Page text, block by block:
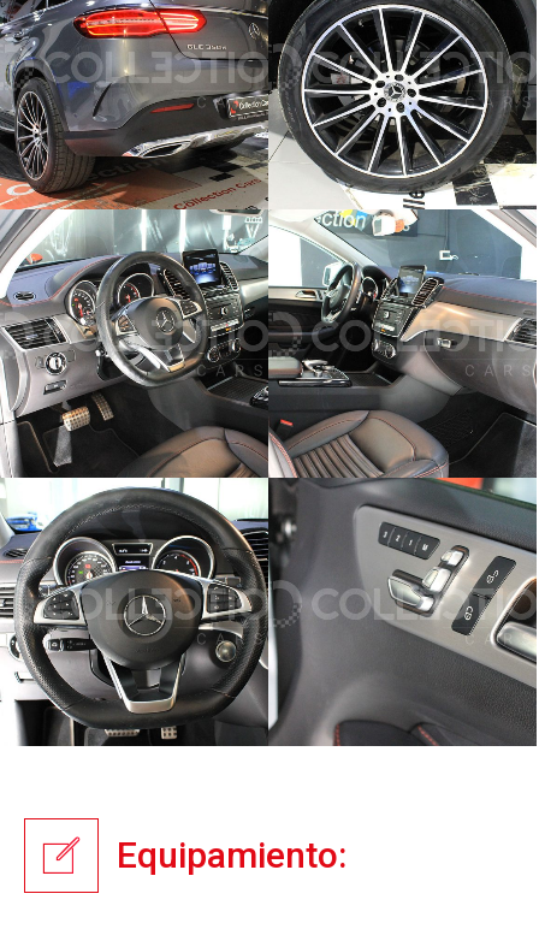
Equipamiento: